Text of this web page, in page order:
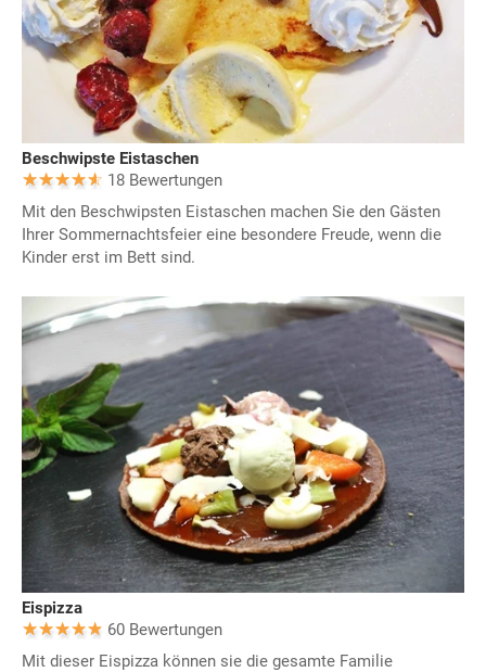
Beschwipste Eistaschen
18 Bewertungen
Mit den Beschwipsten Eistaschen machen Sie den Gästen
Ihrer Sommernachtsfeier eine besondere Freude, wenn die
Kinder erst im Bett sind.
Eispizza
60 Bewertungen
Mit dieser Eispizza können sie die gesamte Familie